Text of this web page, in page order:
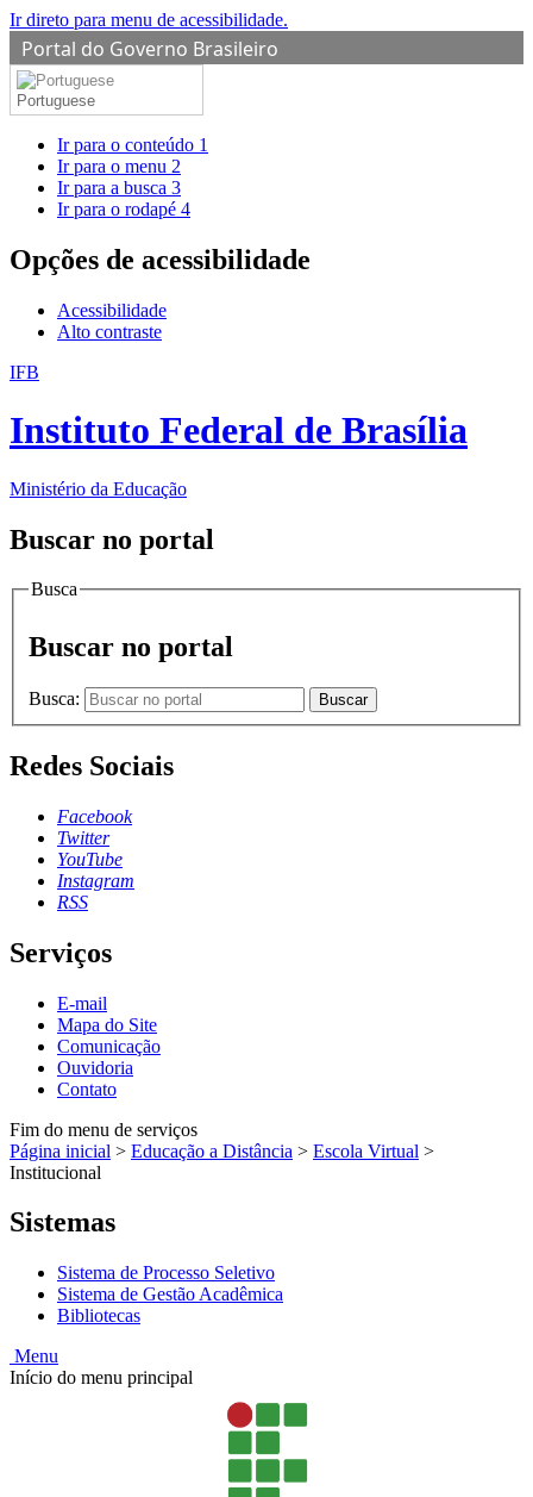
Ir direto para menu de acessibilidade.
Portal do Governo Brasileiro
Portuguese
Ir para o conteúdo 1
Ir para o menu 2
Ir para a busca 3
Ir para o rodapé 4
Opções de acessibilidade
Acessibilidade
Alto contraste
IFB
Instituto Federal de Brasília
Ministério da Educação
Buscar no portal
Busca
Buscar no portal
Busca: Buscar
Redes Sociais
Facebook
Twitter
YouTube
Instagram
RSS
Serviços
E-mail
Mapa do Site
Comunicação
Ouvidoria
Contato
Fim do menu de serviços
Página inicial > Educação a Distância > Escola Virtual >
Institucional
Sistemas
Sistema de Processo Seletivo
Sistema de Gestão Acadêmica
Bibliotecas
Menu
Início do menu principal